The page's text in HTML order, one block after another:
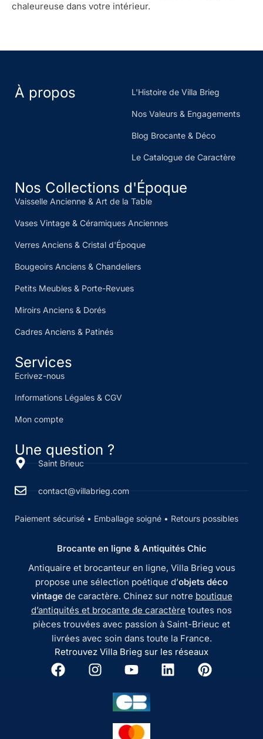
chaleureuse dans votre intérieur.
À propos L'Histoire de Villa Brieg
Nos Valeurs & Engagements
Blog Brocante & Déco
Le Catalogue de Caractère
Nos Collections d'Époque
Vaisselle Ancienne & Art de la Table
Vases Vintage & Céramiques Anciennes
Verres Anciens & Cristal d'Époque
Bougeoirs Anciens & Chandeliers
Petits Meubles & Porte-Revues
Miroirs Anciens & Dorés
Cadres Anciens & Patinés
Services
Ecrivez-nous
Informations Légales & CGV
Mon compte
Une question ?
Saint Brieuc
contact@villabrieg.com
Paiement sécurisé • Emballage soigné • Retours possibles
Brocante en ligne & Antiquités Chic
Antiquaire et brocanteur en ligne, Villa Brieg vous
propose une sélection poétique d’objets déco
vintagede caractère. Chinez sur notre boutique
d’antiquités et brocante de caractère toutes nos
pièces trouvées avec passion à Saint-Brieuc et
livrées avec soin dans toute la France.
Retrouvez Villa Brieg sur les réseaux